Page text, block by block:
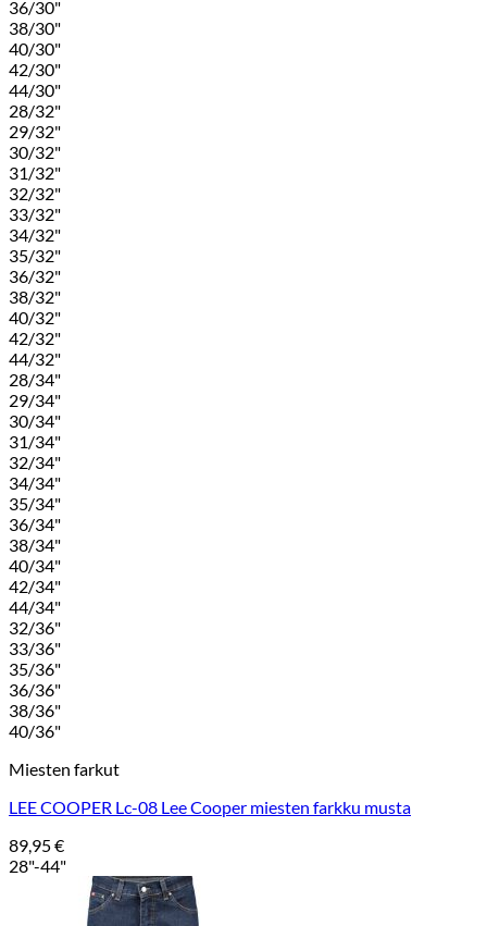
36/30"
38/30"
40/30"
42/30"
44/30"
28/32"
29/32"
30/32"
31/32"
32/32"
33/32"
34/32"
35/32"
36/32"
38/32"
40/32"
42/32"
44/32"
28/34"
29/34"
30/34"
31/34"
32/34"
34/34"
35/34"
36/34"
38/34"
40/34"
42/34"
44/34"
32/36"
33/36"
35/36"
36/36"
38/36"
40/36"
Miesten farkut
LEE COOPER Lc-08 Lee Cooper miesten farkku musta
89,95€
28"-44"